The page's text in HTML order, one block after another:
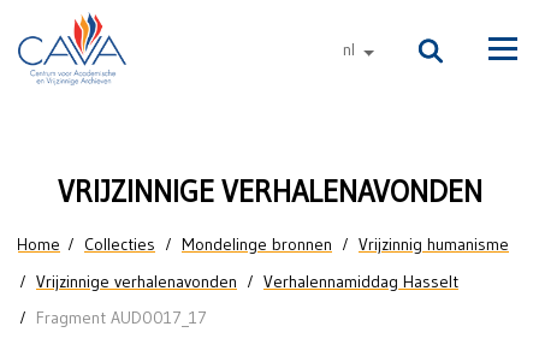
Naar de inhoud
nl andere talen
Het
publiek
over
Hasselt,
VRIJZINNIGE VERHALENAVONDEN
U bent hier
Home Collecties Mondelinge bronnen
Vrijzinnig humanisme
Vrijzinnige verhalenavonden
Verhalennamiddag Hasselt
Fragment AUD0017_17